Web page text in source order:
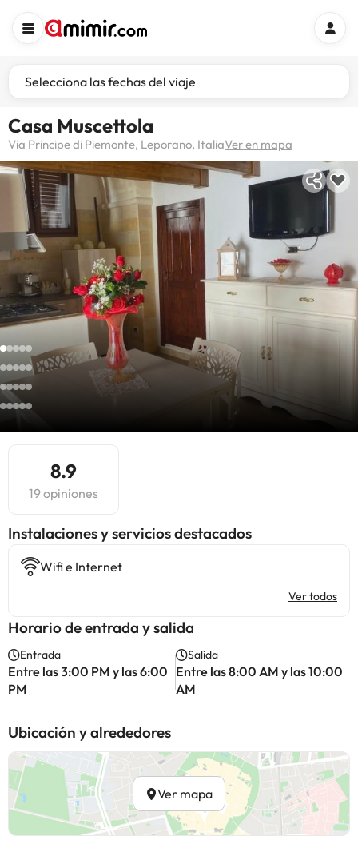
Selecciona las fechas del viaje
Casa Muscettola
Via Principe di Piemonte, Leporano, ItaliaVer en mapa
8.9
19 opiniones
Instalaciones y servicios destacados
Wifi e Internet
Ver todos
Horario de entrada y salida
Entrada
Entre las 3:00 PM y las 6:00
PM
Salida
Entre las 8:00 AM y las 10:00
AM
Ubicación y alrededores
Ver mapa